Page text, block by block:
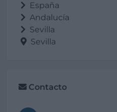
España
Andalucía
Sevilla
Sevilla
Contacto